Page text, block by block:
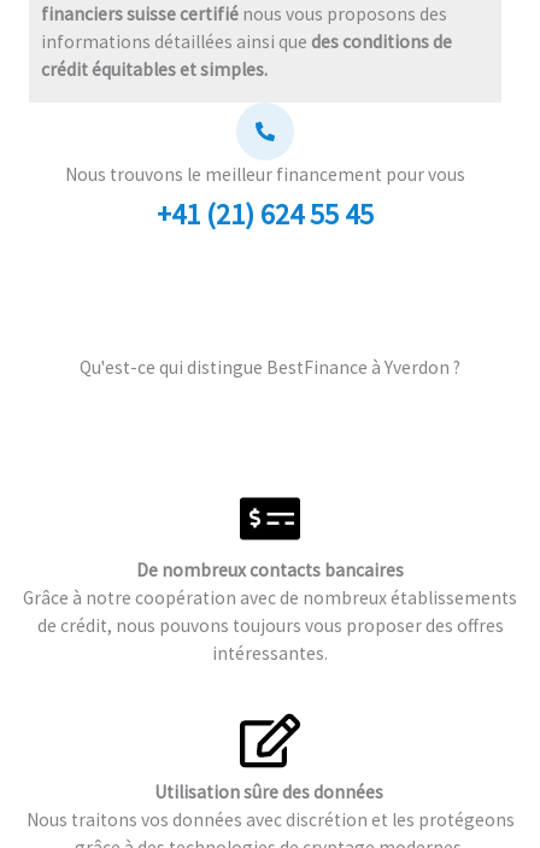
financiers suisse certifié nous vous proposons des
informations détaillées ainsi que des conditions de
crédit équitables et simples.
Nous trouvons le meilleur financement pour vous
+41 (21) 624 55 45
Qu'est-ce qui distingue BestFinance à Yverdon ?
De nombreux contacts bancaires
Grâce à notre coopération avec de nombreux établissements
de crédit, nous pouvons toujours vous proposer des offres
intéressantes.
Utilisation sûre des données
Nous traitons vos données avec discrétion et les protégeons